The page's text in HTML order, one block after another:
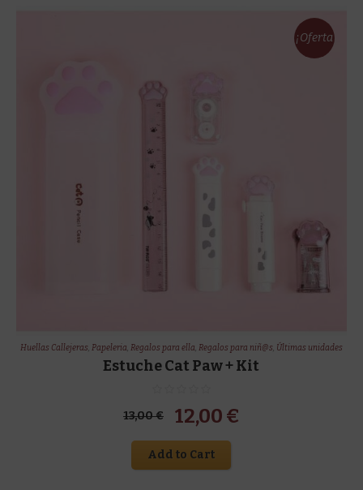
¡Oferta
Huellas Callejeras, Papeleria, Regalos para ella, Regalos para niñ@s, Últimas unidades
Estuche Cat Paw + Kit
13,00€
El
precio
original
12,00 €
Add to Cart